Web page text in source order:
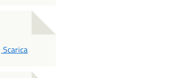
PDF
Scarica